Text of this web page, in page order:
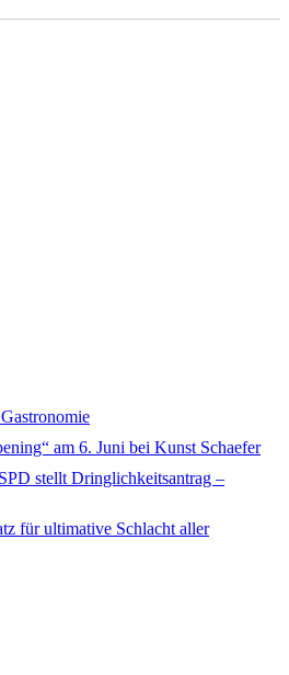
am 6. Juni bei Kunst Schaefer
stellt Dringlichkeitsantrag –
für ultimative Schlacht aller